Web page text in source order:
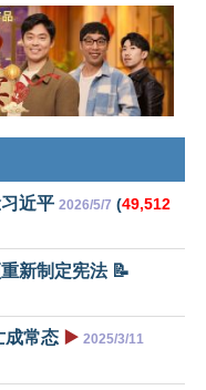
近平 2026/5/7 (49,512
新制定宪法 📝
成常态 ▶️ 2025/3/11